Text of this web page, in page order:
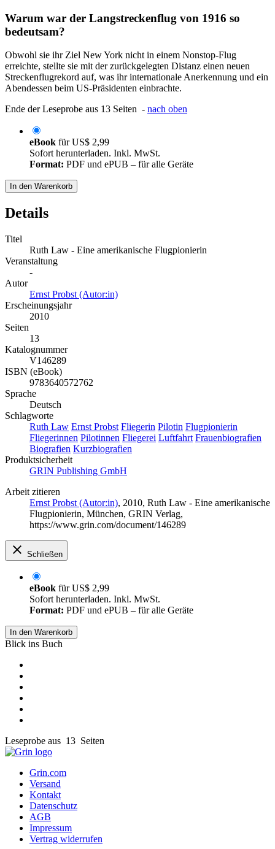
Warum war der Langstreckenflug von 1916 so
bedeutsam?
Obwohl sie ihr Ziel New York nicht in einem Nonstop-Flug
erreichte, stellte sie mit der zurückgelegten Distanz einen neuen
Streckenflugrekord auf, was ihr internationale Anerkennung und ein
Abendessen beim US-Präsidenten einbrachte.
Ende der Leseprobe aus 13 Seiten - nach oben
eBook fürUS$ 2,99
Sofort herunterladen. Inkl. MwSt.
Format: PDF und ePUB – für alle Geräte
In den Warenkorb
Details
Titel
Ruth Law - Eine amerikanische Flugpionierin
Veranstaltung
-
Autor
Ernst Probst (Autor:in)
Erscheinungsjahr
2010
Seiten
13
Katalognummer
V146289
ISBN (eBook)
9783640572762
Sprache
Deutsch
Schlagworte
Ruth Law Ernst Probst Fliegerin Pilotin Flugpionierin
Fliegerinnen Pilotinnen Fliegerei Luftfahrt Frauenbiografien
Biografien Kurzbiografien
Produktsicherheit
GRIN Publishing GmbH
Arbeit zitieren
Ernst Probst (Autor:in), 2010, Ruth Law - Eine amerikanische
Flugpionierin, München, GRIN Verlag,
https://www.grin.com/document/146289
Schließen
eBook fürUS$ 2,99
Sofort herunterladen. Inkl. MwSt.
Format: PDF und ePUB – für alle Geräte
In den Warenkorb
Blick ins Buch
Leseprobe aus 13 Seiten
Grin.com
Versand
Kontakt
Datenschutz
AGB
Impressum
Vertrag widerrufen